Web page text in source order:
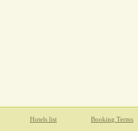
Hotels list Booking Terms